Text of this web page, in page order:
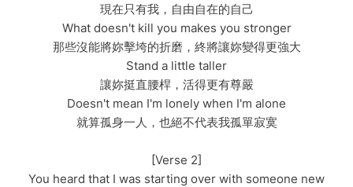
現在只有我，自由自在的自己
What doesn't kill you makes you stronger
那些沒能將妳擊垮的折磨，終將讓妳變得更強大
Stand a little taller
讓妳挺直腰桿，活得更有尊嚴
Doesn't mean I'm lonely when I'm alone
就算孤身一人，也絕不代表我孤單寂寞
[Verse 2]
You heard that I was starting over with someone new